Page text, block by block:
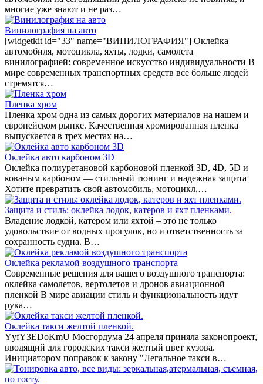
многие уже знают и не раз…
Винилография на авто
[widgetkit id="33" name="ВИНИЛОГРАФИЯ"] Оклейка
автомобиля, мотоцикла, яхты, лодки, самолета
винилографией: современное искусство индивидуальности В
мире современных транспортных средств все больше людей
стремятся…
Пленка хром
Пленка хром одна из самых дорогих материалов на нашем и
европейском рынке. Качественная хромированная пленка
выпускается в трех местах на…
Оклейка авто карбоном 3D
Оклейка полиуретановой карбоновой пленкой 3D, 4D, 5D и
кованым карбоном — стильный тюнинг и надежная защита
Хотите превратить свой автомобиль, мотоцикл,…
Защита и стиль: оклейка лодок, катеров и яхт пленками.
Владение лодкой, катером или яхтой – это не только
удовольствие от водных прогулок, но и ответственность за
сохранность судна. В…
Оклейка рекламой воздушного транспорта
Современные решения для вашего воздушного транспорта:
оклейка самолетов, вертолетов и дронов авиационной
пленкой В мире авиации стиль и функциональность идут
рука…
Оклейка такси желтой пленкой.
YyfY3EDoKmU Мосгордума 24 апреля приняла законопроект,
вводящий для городских такси желтый цвет кузова.
Инициатором поправок к закону "Легальное такси в…